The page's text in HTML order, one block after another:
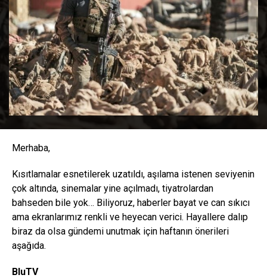
Merhaba,
Kısıtlamalar esnetilerek uzatıldı, aşılama istenen seviyenin
çok altında, sinemalar yine açılmadı, tiyatrolardan
bahseden bile yok… Biliyoruz, haberler bayat ve can sıkıcı
ama ekranlarımız renkli ve heyecan verici. Hayallere dalıp
biraz da olsa gündemi unutmak için haftanın önerileri
aşağıda.
BluTV